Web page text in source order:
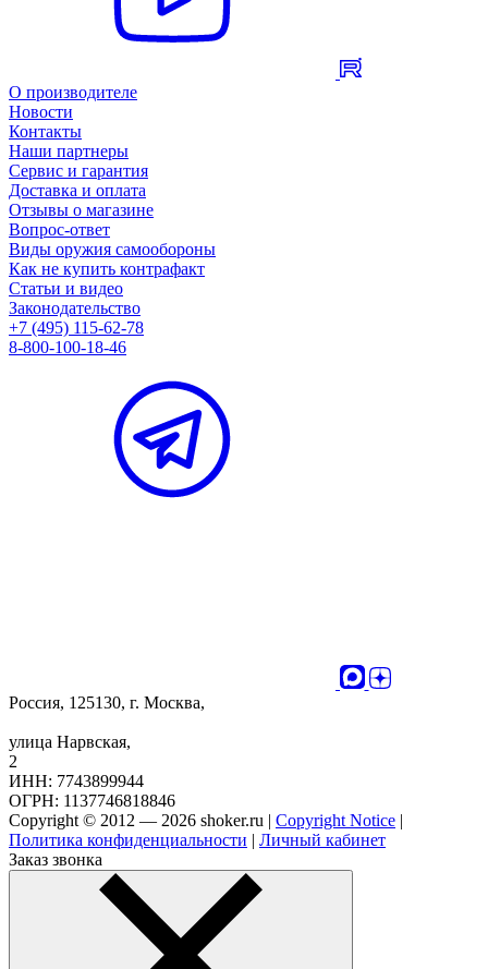
О производителе
Новости
Контакты
Наши партнеры
Сервис и гарантия
Доставка и оплата
Отзывы о магазине
Вопрос-ответ
Виды оружия самообороны
Как не купить контрафакт
Статьи и видео
Законодательство
+7 (495) 115-62-78
8-800-100-18-46
Россия, 125130, г. Москва,
улица Нарвская,
2
ИНН: 7743899944
ОГРН: 1137746818846
Copyright © 2012 — 2026 shoker.ru | Copyright Notice |
Политика конфиденциальности | Личный кабинет
Заказ звонка